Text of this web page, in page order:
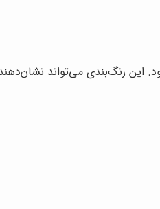
این رنگ‌بندی می‌تواند